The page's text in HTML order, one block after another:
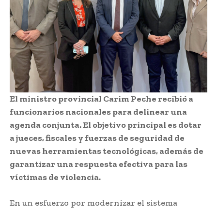
El ministro provincial Carim Peche recibió a
funcionarios nacionales para delinear una
agenda conjunta. El objetivo principal es dotar
a jueces, fiscales y fuerzas de seguridad de
nuevas herramientas tecnológicas, además de
garantizar una respuesta efectiva para las
víctimas de violencia.
En un esfuerzo por modernizar el sistema